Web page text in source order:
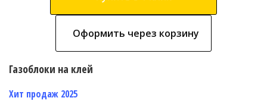
Оформить через корзину
Газоблоки на клей
Хит продаж 2025